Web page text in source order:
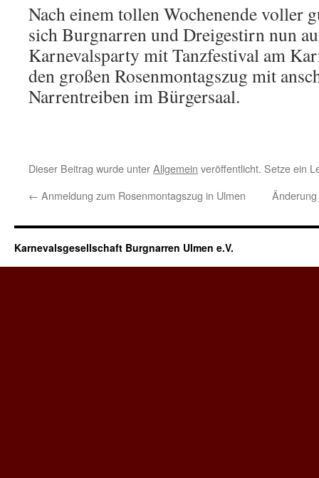
Nach einem tollen Wochenende voller
sich Burgnarren und Dreigestirn nun
Karnevalsparty mit Tanzfestival am
den großen Rosenmontagszug mit
Narrentreiben im Bürgersaal.
Dieser Beitrag wurde unterAllgemein veröffentlicht. Setze ein
← Anmeldung zum Rosenmontagszug in Ulmen
Karnevalsgesellschaft Burgnarren Ulmen e.V.